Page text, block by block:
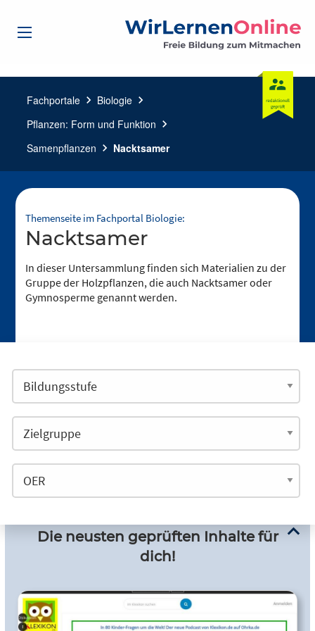
Fachportale chevron_right Biologie chevron_right
Pflanzen: Form und Funktion chevron_right
Samenpflanzen chevron_right Nacktsamer
Themenseite im Fachportal Biologie:
Nacktsamer
In dieser Untersammlung finden sich Materialien zu der
Gruppe der Holzpflanzen, die auch Nacktsamer oder
Gymnosperme genannt werden.
Die neusten geprüften Inhalte für
dich!